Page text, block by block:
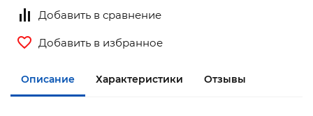
Добавить в сравнение
Добавить в избранное
Описание Характеристики Отзывы